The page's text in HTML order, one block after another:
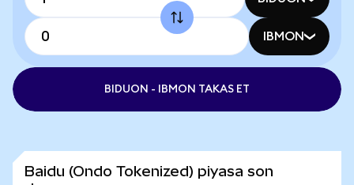
IBMON
BIDUON - IBMON TAKAS ET
Baidu (Ondo Tokenized) piyasa son